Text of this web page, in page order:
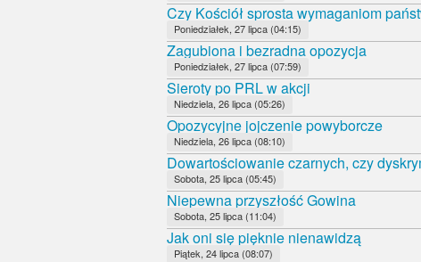
Czy Kościół sprosta wymaganiom
Poniedziałek, 27 lipca (04:15)
Zagubiona i bezradna opozycja
Poniedziałek, 27 lipca (07:59)
Sieroty po PRL w akcji
Niedziela, 26 lipca (05:26)
Opozycyjne jojczenie powyborcze
Niedziela, 26 lipca (08:10)
Dowartościowanie czarnych, czy
Sobota, 25 lipca (05:45)
Niepewna przyszłość Gowina
Sobota, 25 lipca (11:04)
Jak oni się pięknie nienawidzą
Piątek, 24 lipca (08:07)